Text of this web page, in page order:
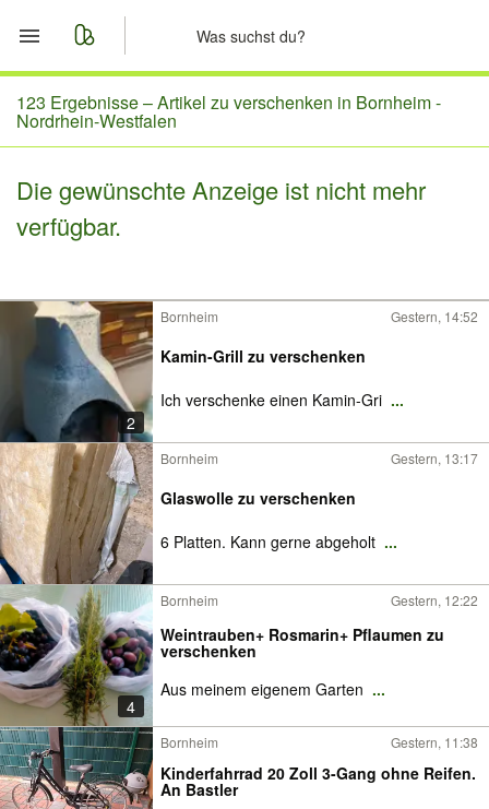
Start
Merkliste
Nachrichten
123 Ergebnisse –Artikel zu verschenken in Bornheim -
Nordrhein-Westfalen
Die gewünschte Anzeige ist nicht mehr
verfügbar.
2
Bornheim Gestern, 14:52
Kamin-Grill zu verschenken
Ich verschenke einen Kamin-Gri ...
Bornheim Gestern, 13:17
Glaswolle zu verschenken
6 Platten. Kann gerne abgeholt ...
4
Bornheim Gestern, 12:22
Weintrauben+ Rosmarin+ Pflaumen zu
verschenken
Aus meinem eigenem Garten ...
Bornheim Gestern, 11:38
Kinderfahrrad 20 Zoll 3-Gang ohne Reifen.
An Bastler